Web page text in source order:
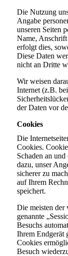
Die Nutzung
Angabe
unseren Seiten
Name,
erfolgt dies,
Diese Daten
nicht an Dritte
Wir weisen
Internet (z.B.
der Daten vor
Cookies
Die
Cookies.
Schaden an
dazu, unser
sicherer zu
auf Ihrem
speichert.
Die meisten der
genannte
Besuchs
Ihrem Endgerät
Cookies
Besuch